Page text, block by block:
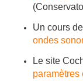
Un cours
ondes
Le site
paramètres